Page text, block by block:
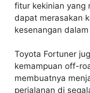
fitur kekinian yang
dapat merasakan
kesenangan
Toyota Fortuner
kemampuan off-
membuatnya
perjalanan di